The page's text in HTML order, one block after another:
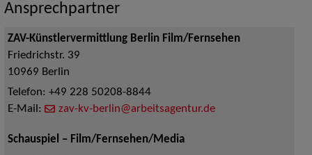
Ansprechpartner
ZAV-Künstlervermittlung Berlin Film/Fernsehen
Friedrichstr. 39
10969 Berlin
Telefon: +49 228 50208-8844
E-Mail:
zav-kv-berlin@arbeitsagentur.de
Schauspiel – Film/Fernsehen/Media